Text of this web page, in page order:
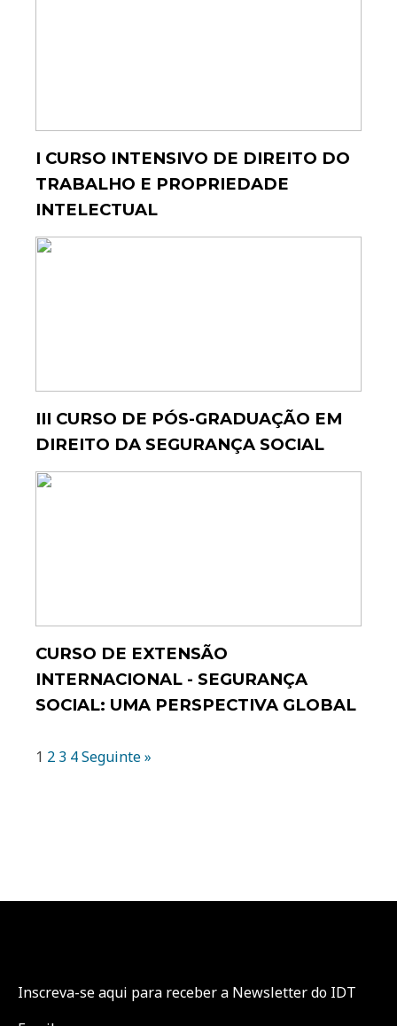
I CURSO INTENSIVO DE DIREITO DO
TRABALHO E PROPRIEDADE
INTELECTUAL
III CURSO DE PÓS-GRADUAÇÃO EM
DIREITO DA SEGURANÇA SOCIAL
CURSO DE EXTENSÃO
INTERNACIONAL - SEGURANÇA
SOCIAL: UMA PERSPECTIVA GLOBAL
1 2 3 4Seguinte »
Inscreva-se aqui para receber a Newsletter do IDT